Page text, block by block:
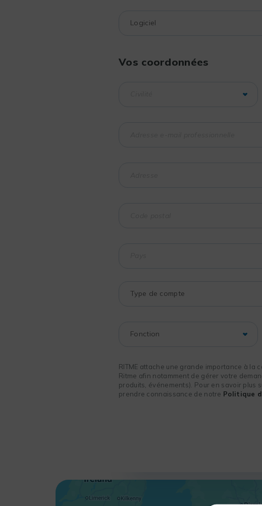
Vos coordonnées
RITME attache une grande importance à
Ritme afin notamment de gérer votre
produits, événements). Pour en savoir plus
prendre connaissance de notre Politique